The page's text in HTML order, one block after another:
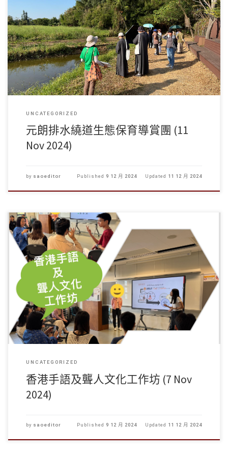
為加強河道生態保育意識，學生事務處於11月11日聯同香港渠務 […]
UNCATEGORIZED
元朗排水繞道生態保育導賞團 (11
Nov 2024)
by saoeditor Published 9 12 月 2024 Updated 11 12 月 2024
香港手語及聾人文化工作坊 學生事務處於11月7日舉辦 […]
UNCATEGORIZED
香港手語及聾人文化工作坊 (7 Nov
2024)
by saoeditor Published 9 12 月 2024 Updated 11 12 月 2024